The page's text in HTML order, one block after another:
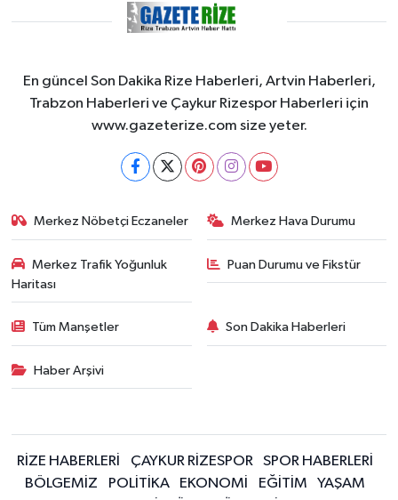
En güncel Son Dakika Rize Haberleri, Artvin Haberleri,
Trabzon Haberleri ve Çaykur Rizespor Haberleri için
www.gazeterize.com size yeter.
Merkez Nöbetçi Eczaneler Merkez Hava Durumu
Merkez Trafik Yoğunluk
Haritası
Puan Durumu ve Fikstür
Tüm Manşetler Son Dakika Haberleri
Haber Arşivi
RİZE HABERLERİ ÇAYKUR RİZESPOR
SPOR HABERLERİ
BÖLGEMİZ
POLİTİKA EKONOMİ EĞİTİM
YAŞAM